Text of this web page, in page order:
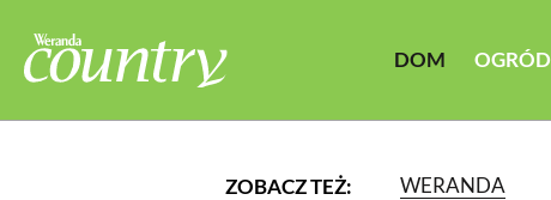
DOM OGRÓD
ZOBACZ TEŻ: WERANDA